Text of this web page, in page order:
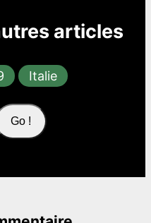
articles
Italie
Go !